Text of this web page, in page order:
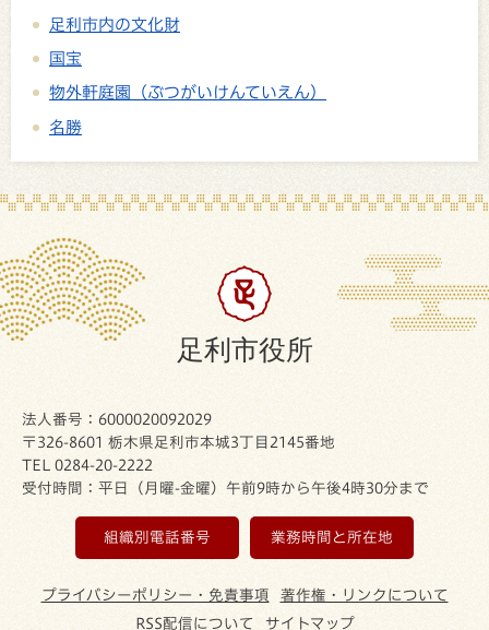
足利市内の文化財
国宝
物外軒庭園（ぶつがいけんていえん）
名勝
足利市役所
法人番号：6000020092029
〒326-8601 栃木県足利市本城3丁目2145番地
TEL 0284-20-2222
受付時間：平日（月曜-金曜）午前9時から午後4時30分まで
組織別電話番号 業務時間と所在地
プライバシーポリシー・免責事項
著作権・リンクについて
RSS配信について
サイトマップ